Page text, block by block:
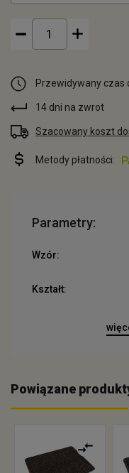
Przewidywany czas
14 dni na zwrot
Szacowany koszt
Metody płatności:
Parametry:
Wzór:
Kształt:
Powiązane